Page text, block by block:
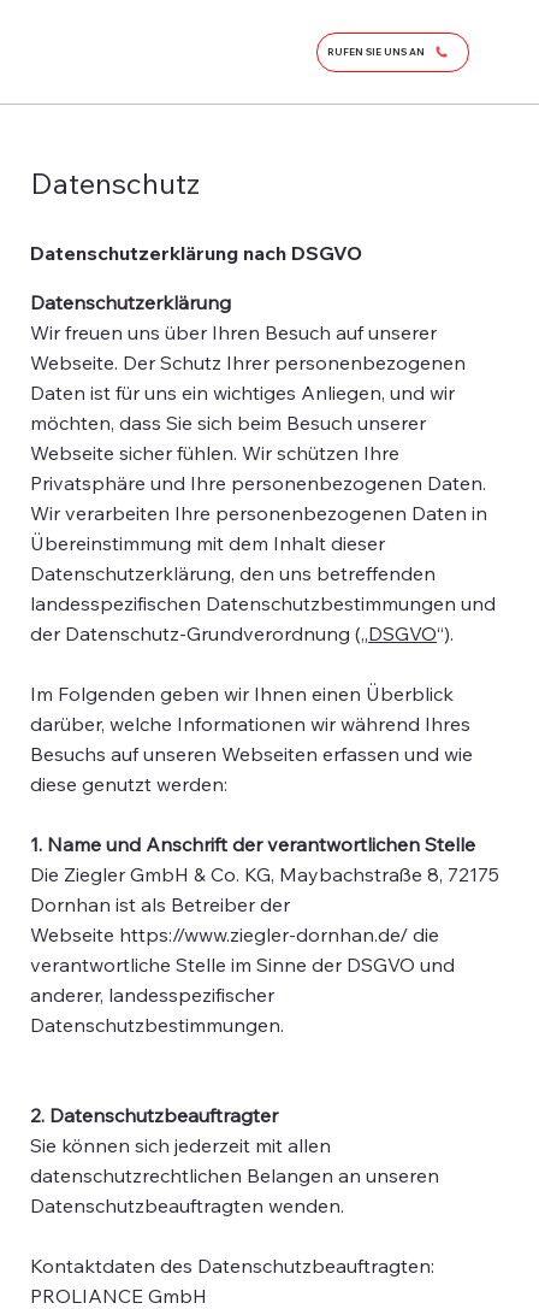
RUFEN SIE UNS AN
Datenschutz
Datenschutzerklärung nach DSGVO
Datenschutzerklärung
Wir freuen uns über Ihren Besuch auf unserer
Webseite. Der Schutz Ihrer personenbezogenen
Daten ist für uns ein wichtiges Anliegen, und wir
möchten, dass Sie sich beim Besuch unserer
Webseite sicher fühlen. Wir schützen Ihre
Privatsphäre und Ihre personenbezogenen Daten.
Wir verarbeiten Ihre personenbezogenen Daten in
Übereinstimmung mit dem Inhalt dieser
Datenschutzerklärung, den uns betreffenden
landesspezifischen Datenschutzbestimmungen und
der Datenschutz-Grundverordnung („DSGVO“).
Im Folgenden geben wir Ihnen einen Überblick
darüber, welche Informationen wir während Ihres
Besuchs auf unseren Webseiten erfassen und wie
diese genutzt werden:
1. Name und Anschrift der verantwortlichen Stelle
Die Ziegler GmbH & Co. KG, Maybachstraße 8, 72175
Dornhan ist als Betreiber der
Webseite https://www.ziegler-dornhan.de/ die
verantwortliche Stelle im Sinne der DSGVO und
anderer, landesspezifischer
Datenschutzbestimmungen.
2. Datenschutzbeauftragter
Sie können sich jederzeit mit allen
datenschutzrechtlichen Belangen an unseren
Datenschutzbeauftragten wenden.
Kontaktdaten des Datenschutzbeauftragten:
PROLIANCE GmbH